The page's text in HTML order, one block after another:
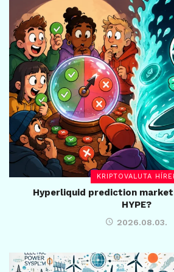
KRIPTOVALUTA
Hyperliquid prediction
HYPE?
2026.08.03.